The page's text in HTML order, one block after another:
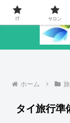
ホーム
タイ旅行準
IT サロン